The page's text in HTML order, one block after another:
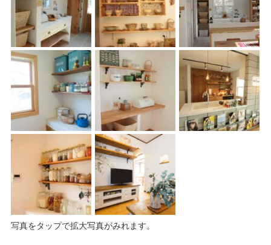
写真をタップで拡大写真がみれます。